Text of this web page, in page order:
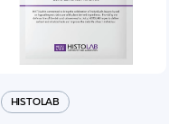
HISTOLAB